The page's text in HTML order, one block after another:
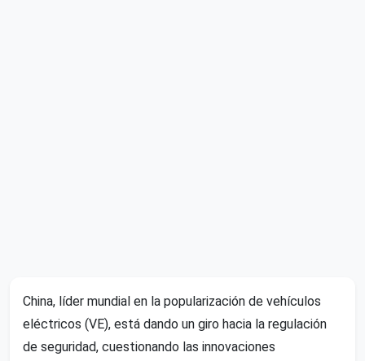
China, líder mundial en la popularización de vehículos
eléctricos (VE), está dando un giro hacia la regulación
de seguridad, cuestionando las innovaciones